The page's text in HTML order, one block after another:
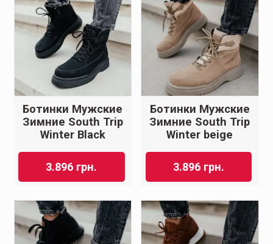
Ботинки Мужские
Зимние South Trip
Winter Black
3.896 грн.
Ботинки Мужские
Зимние South Trip
Winter beige
3.896 грн.